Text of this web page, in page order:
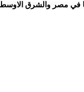
مصر والشرق الاوسط